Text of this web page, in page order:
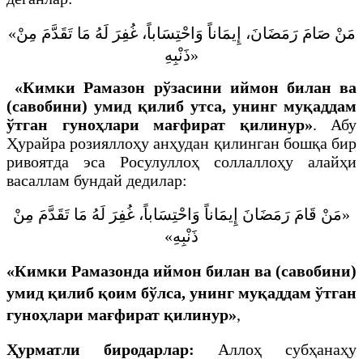
«مَنْ صَامَ رَمَضَانَ، إِيمَاناً وَاحْتِسَاباً، غُفِرَ لَهُ مَا تَقَدَّمَ مِنْ
ذَنْبِهِ»
«Кимки Рамазон рўзасини иймон билан ва
(савобини) умид қилиб утса, унинг муқаддам
ўтган гуноҳлари мағфират қилинур». Абу
Ҳурайра розияллоҳу анҳудан қилинган бошқа бир
ривоятда эса Росулуллоҳ соллаллоҳу алайҳи
васаллам бундай дедилар:
«مَنْ قَامَ رَمَضَانَ إِيمَاناً وَاحْتِسَاباً، غُفِرَ لَهُ مَا تَقَدَّمَ مِنْ
ذَنْبِهِ»
«Кимки Рамазонда иймон билан ва (савобини)
умид қилиб қоим бўлса, унинг муқаддам ўтган
гуноҳлари мағфират қилинур»,
Ҳурматли биродарлар: Аллоҳ субҳанаҳу